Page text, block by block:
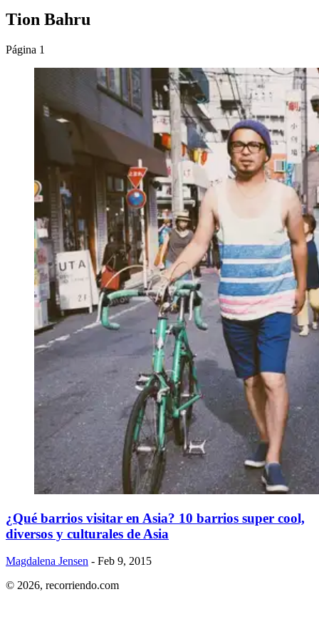
Tion Bahru
Página 1
¿Qué barrios visitar en Asia? 10 barrios super cool,
diversos y culturales de Asia
Magdalena Jensen - Feb 9, 2015
© 2026, recorriendo.com